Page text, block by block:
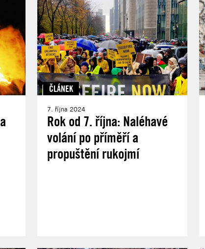
ČLÁNEK
7. října 2024
Rok od 7. října: Naléhavé
volání po příměří a
propuštění rukojmí